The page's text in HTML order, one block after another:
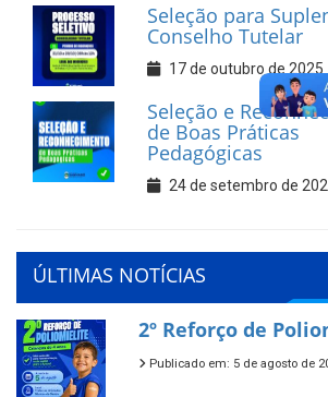
Seleção para
Conselho Tutelar
17 de outubro de 2025
Seleção e
de Boas Práticas
Pedagógicas
24 de setembro de
ÚLTIMAS NOTÍCIAS
2º Reforço de
Publicado em: 5 de agosto de